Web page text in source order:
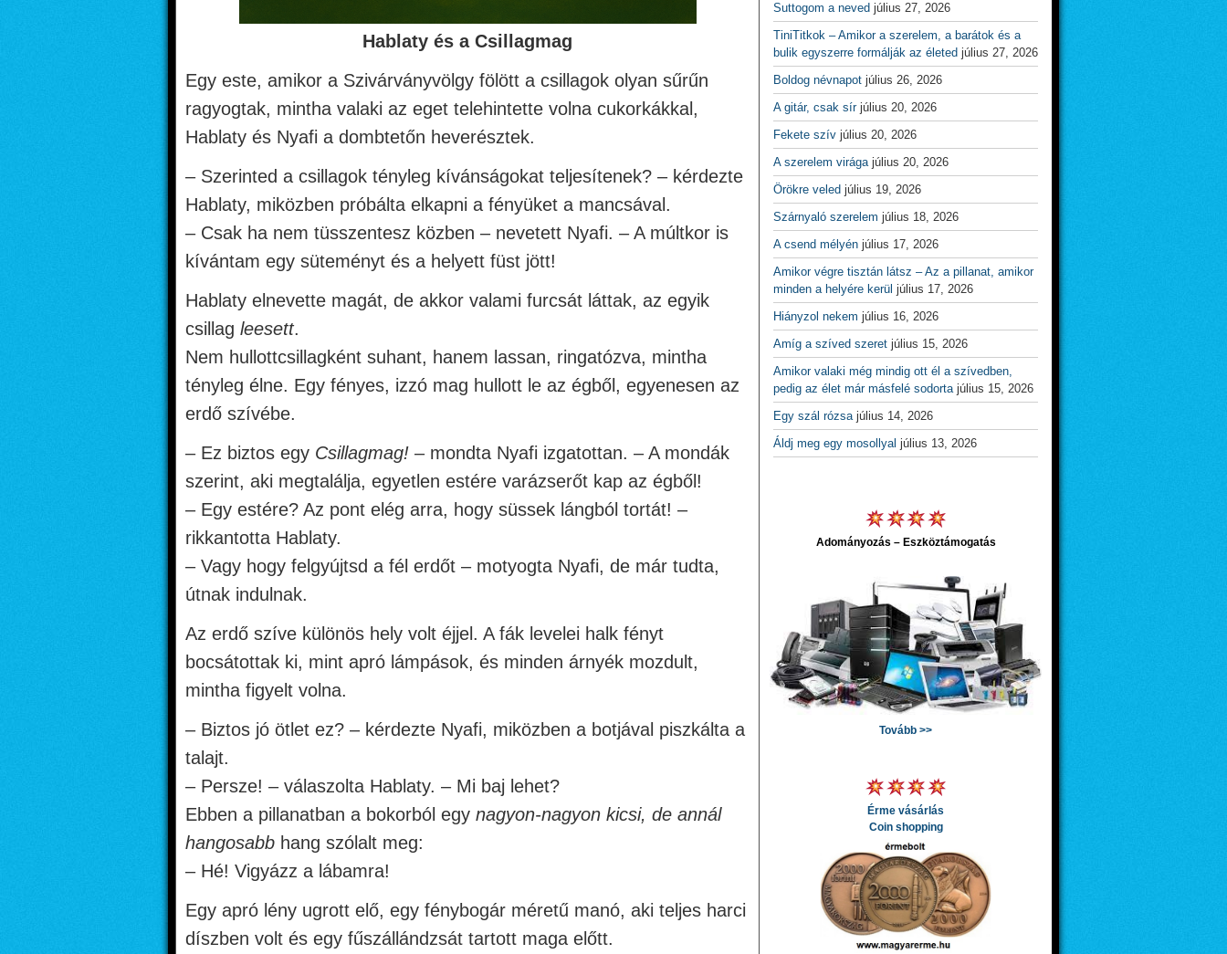
Hablaty és a Csillagmag
Egy este, amikor a Szivárványvölgy fölött a csillagok olyan sűrűn
ragyogtak, mintha valaki az eget telehintette volna cukorkákkal,
Hablaty és Nyafi a dombtetőn heverésztek.
– Szerinted a csillagok tényleg kívánságokat teljesítenek? – kérdezte
Hablaty, miközben próbálta elkapni a fényüket a mancsával.
– Csak ha nem tüsszentesz közben – nevetett Nyafi. – A múltkor is
kívántam egy süteményt és a helyett füst jött!
Hablaty elnevette magát, de akkor valami furcsát láttak, az egyik
csillag leesett.
Nem hullottcsillagként suhant, hanem lassan, ringatózva, mintha
tényleg élne. Egy fényes, izzó mag hullott le az égből, egyenesen az
erdő szívébe.
– Ez biztos egy Csillagmag! – mondta Nyafi izgatottan. – A mondák
szerint, aki megtalálja, egyetlen estére varázserőt kap az égből!
– Egy estére? Az pont elég arra, hogy süssek lángból tortát! –
rikkantotta Hablaty.
– Vagy hogy felgyújtsd a fél erdőt – motyogta Nyafi, de már tudta,
útnak indulnak.
Az erdő szíve különös hely volt éjjel. A fák levelei halk fényt
bocsátottak ki, mint apró lámpások, és minden árnyék mozdult,
mintha figyelt volna.
– Biztos jó ötlet ez? – kérdezte Nyafi, miközben a botjával piszkálta a
talajt.
– Persze! – válaszolta Hablaty. – Mi baj lehet?
Ebben a pillanatban a bokorból egy nagyon-nagyon kicsi, de annál
hangosabb hang szólalt meg:
– Hé! Vigyázz a lábamra!
Egy apró lény ugrott elő, egy fénybogár méretű manó, aki teljes harci
díszben volt és egy fűszállándzsát tartott maga előtt.
Suttogom a neved július 27, 2026
TiniTitkok – Amikor a szerelem, a barátok és a
bulik egyszerre formálják az életed július 27, 2026
Boldog névnapot július 26, 2026
A gitár, csak sír július 20, 2026
Fekete szív július 20, 2026
A szerelem virága július 20, 2026
Örökre veled július 19, 2026
Szárnyaló szerelem július 18, 2026
A csend mélyén július 17, 2026
Amikor végre tisztán látsz – Az a pillanat, amikor
minden a helyére kerül július 17, 2026
Hiányzol nekem július 16, 2026
Amíg a szíved szeret július 15, 2026
Amikor valaki még mindig ott él a szívedben,
pedig az élet már másfelé sodorta július 15, 2026
Egy szál rózsa július 14, 2026
Áldj meg egy mosollyal július 13, 2026
Adományozás – Eszköztámogatás
Tovább >>
Érme vásárlás
Coin shopping